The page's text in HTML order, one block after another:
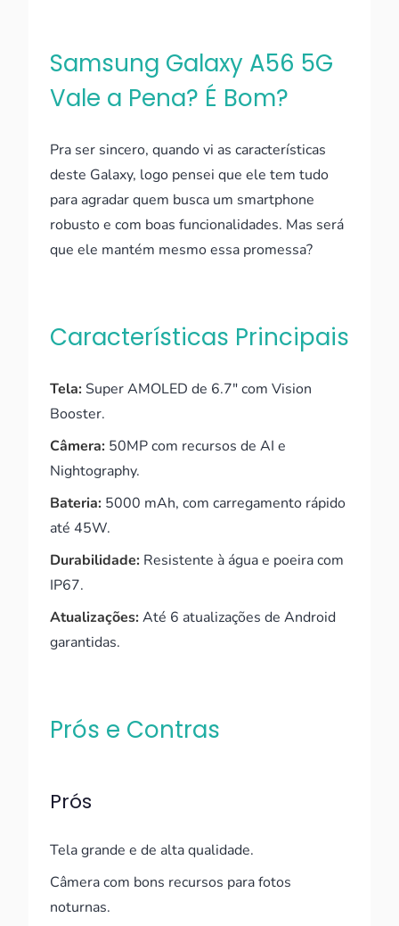
Samsung Galaxy A56 5G
Vale a Pena? É Bom?
Pra ser sincero, quando vi as características
deste Galaxy, logo pensei que ele tem tudo
para agradar quem busca um smartphone
robusto e com boas funcionalidades. Mas será
que ele mantém mesmo essa promessa?
Características Principais
Tela:Super AMOLED de 6.7" com Vision
Booster.
Câmera: 50MP com recursos de AI e
Nightography.
Bateria: 5000 mAh, com carregamento rápido
até 45W.
Durabilidade: Resistente à água e poeira com
IP67.
Atualizações:Até 6 atualizações de Android
garantidas.
Prós e Contras
Prós
Tela grande e de alta qualidade.
Câmera com bons recursos para fotos
noturnas.